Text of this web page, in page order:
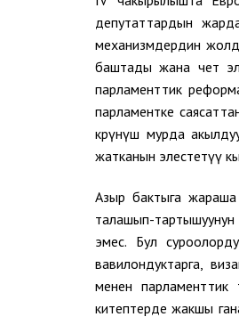
депутаттардын
механизмдердин
баштады жана чет
парламенттик
парламентке
көрүнүш мурда
жатканын элестетүү
Азыр бактыга
талашып-
эмес. Бул
вавилондуктарга,
менен парламенттик
китептерде жакшы